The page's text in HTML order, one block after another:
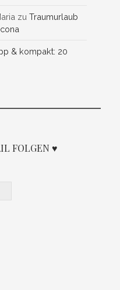
zuTraumurlaub
& kompakt: 20
FOLGEN ♥